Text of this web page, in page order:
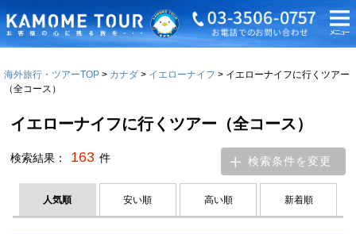
海外旅行・ツアーTOP カナダ イエローナイフ
イエローナイフに行くツアー
（全コース）
イエローナイフに行くツアー（全コース）
検索結果： 163 件 検索条件を変更
人気順 安い順 高い順 新着順